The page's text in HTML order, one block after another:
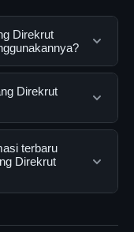
Direkrut
Zuckerberg
untuk membantu
dan
dengan
panduan yang
Direkrut
oleh semua
atau langganan
terbaru
Direkrut